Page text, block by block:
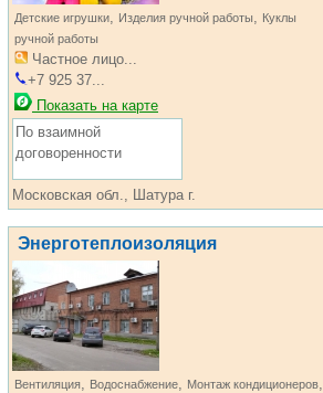
Детские игрушки, Изделия ручной работы, Куклы
ручной работы
Частное лицо...
+7 925 37...
Показать на карте
По взаимной
договоренности
Московская обл., Шатура г.
Энерготеплоизоляция
Вентиляция, Водоснабжение, Монтаж кондиционеров,